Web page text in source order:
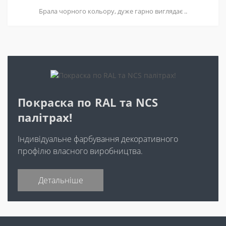
Брала чорного кольору, дуже гарно виглядає ..
Покраска по RAL та NCS
палітрах!
Індивідуальне фарбування декоративного
профілю власного виробництва.
Детальніше